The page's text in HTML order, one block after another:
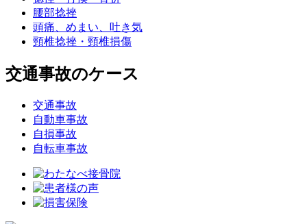
腰部捻挫
頭痛、めまい、吐き気
頸椎捻挫・頸椎損傷
交通事故のケース
交通事故
自動車事故
自損事故
自転車事故